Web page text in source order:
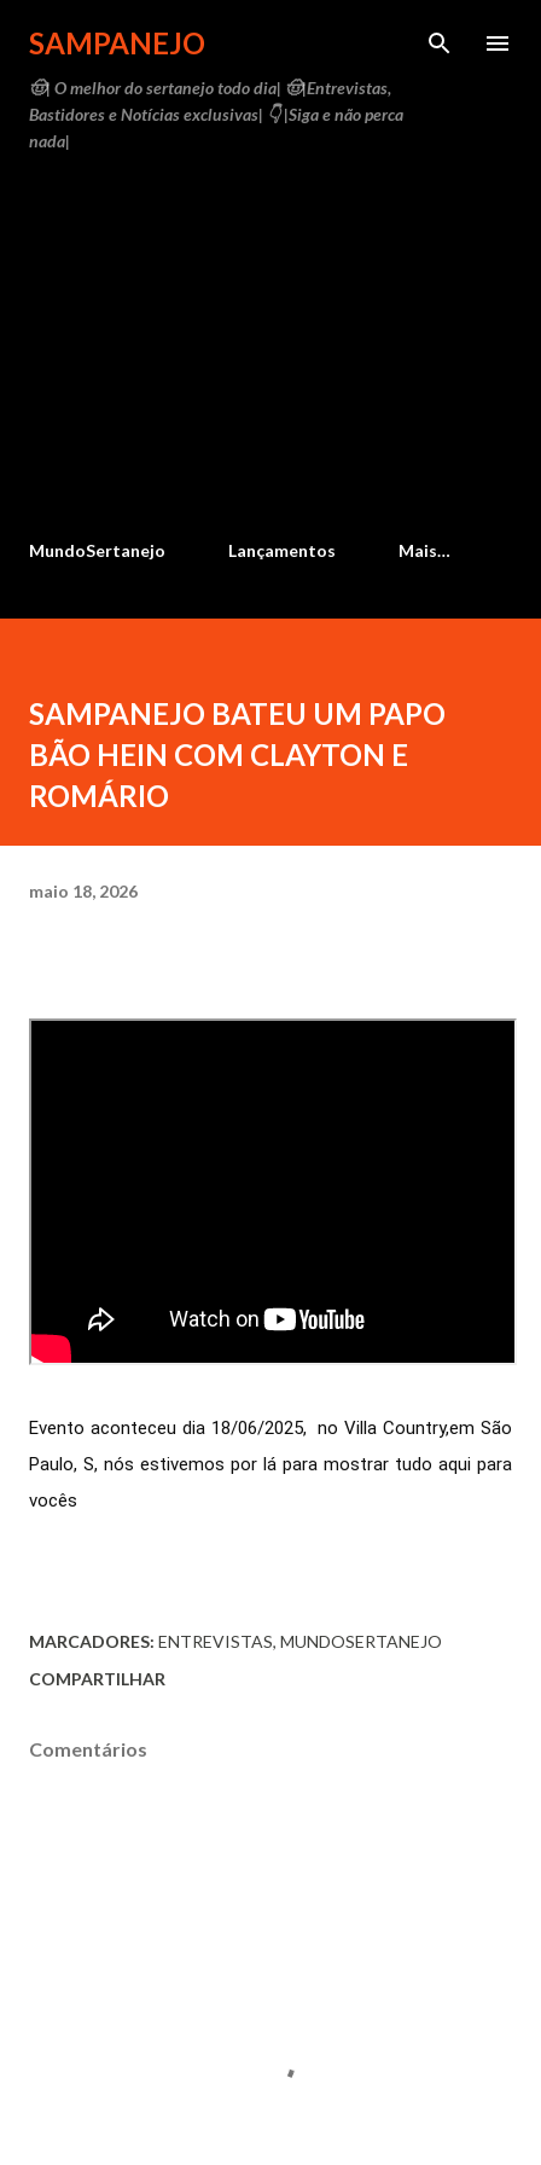
Pular para o conteúdo principal
SAMPANEJO
🤠| O melhor do sertanejo todo dia| 🤠|Entrevistas,
Bastidores e Notícias exclusivas| 👇 |Siga e não perca
nada|
MundoSertanejo Lançamentos Mais…
SAMPANEJO BATEU UM PAPO
BÃO HEIN COM CLAYTON E
ROMÁRIO
maio 18, 2026
Evento aconteceu dia 18/06/2025,  no Villa Country,em São
Paulo, S, nós estivemos por lá para mostrar tudo aqui para
vocês
MARCADORES: ENTREVISTAS MUNDOSERTANEJO
COMPARTILHAR
Comentários